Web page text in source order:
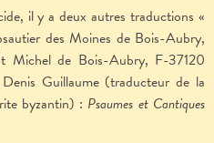
il y a deux autres traductions «
des Moines de Bois-Aubry,
Michel de Bois-Aubry, F-37120
Guillaume (traducteur de la
byzantin) : Psaumes et Cantiques